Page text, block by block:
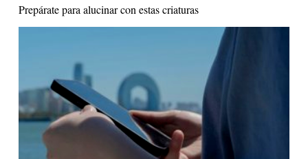
Prepárate para alucinar con estas criaturas